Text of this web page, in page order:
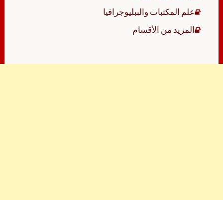
علم المكتبات والببليوجرافيا
المزيد من الأقسام